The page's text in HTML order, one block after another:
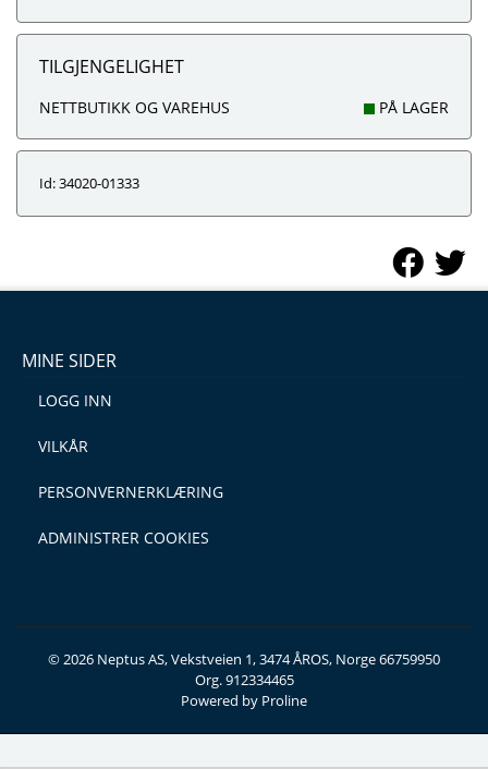
TILGJENGELIGHET
NETTBUTIKK OG VAREHUS PÅ LAGER
Id: 34020-01333
MINE SIDER
LOGG INN
VILKÅR
PERSONVERNERKLÆRING
ADMINISTRER COOKIES
© 2026 Neptus AS, Vekstveien 1, 3474 ÅROS, Norge 66759950
Org. 912334465
Powered by Proline